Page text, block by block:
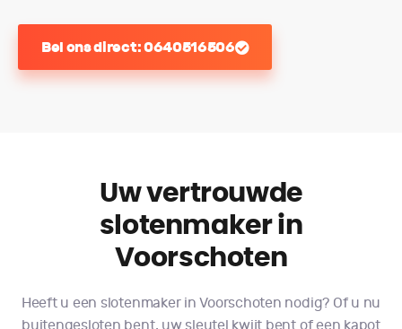
Bel ons direct: 0640516506
Uw vertrouwde
slotenmaker in
Voorschoten
Heeft u een slotenmaker in Voorschoten nodig? Of u nu
buitengesloten bent, uw sleutel kwijt bent of een kapot